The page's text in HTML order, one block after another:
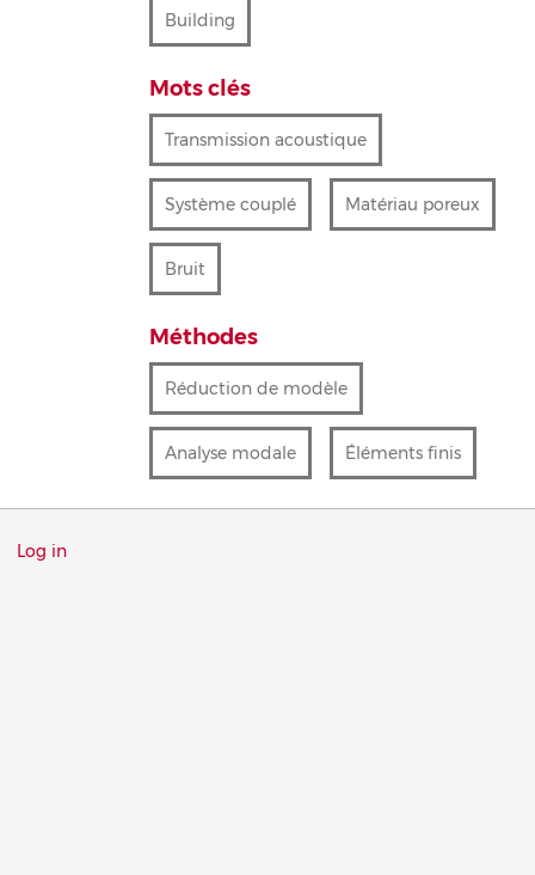
Building
Mots clés
Transmission acoustique
Système couplé Matériau poreux
Bruit
Méthodes
Réduction de modèle
Analyse modale Éléments finis
Menu
Log in